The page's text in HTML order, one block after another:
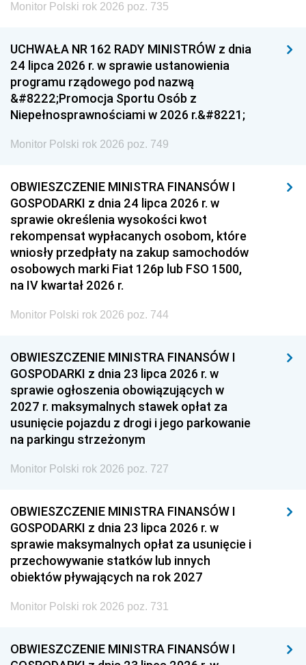
Monitor Polski rok 2026 poz. 735
UCHWAŁA NR 162 RADY MINISTRÓW z dnia
24 lipca 2026 r. w sprawie ustanowienia
programu rządowego pod nazwą
&#8222;Promocja Sportu Osób z
Niepełnosprawnościami w 2026 r.&#8221;
Monitor Polski rok 2026 poz. 749
OBWIESZCZENIE MINISTRA FINANSÓW I
GOSPODARKI z dnia 24 lipca 2026 r. w
sprawie określenia wysokości kwot
rekompensat wypłacanych osobom, które
wniosły przedpłaty na zakup samochodów
osobowych marki Fiat 126p lub FSO 1500,
na IV kwartał 2026 r.
Monitor Polski rok 2026 poz. 744
OBWIESZCZENIE MINISTRA FINANSÓW I
GOSPODARKI z dnia 23 lipca 2026 r. w
sprawie ogłoszenia obowiązujących w
2027 r. maksymalnych stawek opłat za
usunięcie pojazdu z drogi i jego parkowanie
na parkingu strzeżonym
Monitor Polski rok 2026 poz. 727
OBWIESZCZENIE MINISTRA FINANSÓW I
GOSPODARKI z dnia 23 lipca 2026 r. w
sprawie maksymalnych opłat za usunięcie i
przechowywanie statków lub innych
obiektów pływających na rok 2027
Monitor Polski rok 2026 poz. 731
OBWIESZCZENIE MINISTRA FINANSÓW I